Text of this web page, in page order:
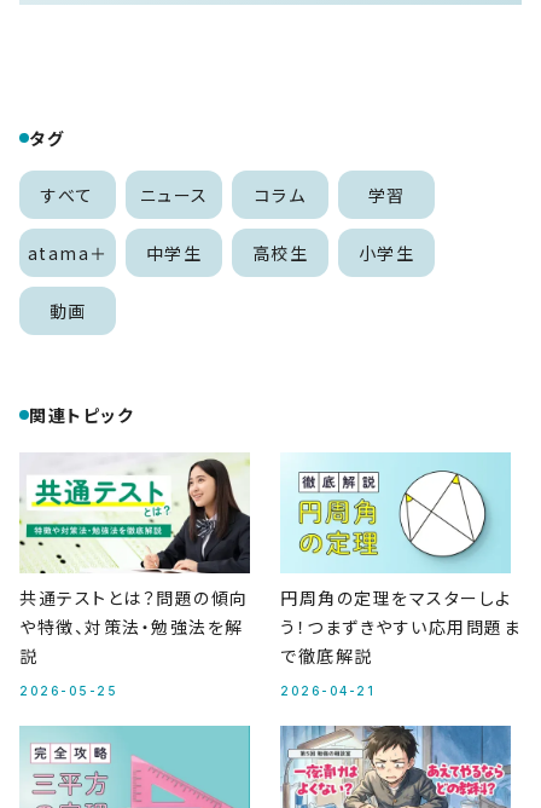
タグ
すべて ニュース コラム 学習
atama＋ 中学生 高校生 小学生
動画
関連トピック
共通テストとは？問題の傾向
や特徴、対策法・勉強法を解
説
2026-05-25
円周角の定理をマスターしよ
う！つまずきやすい応用問題ま
で徹底解説
2026-04-21